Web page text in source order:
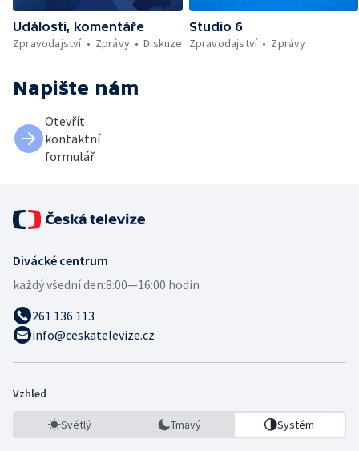
Události, komentáře
Zpravodajství
Zprávy Diskuze
Studio 6
Zpravodajství
Zprávy
Napište nám
Otevřít
kontaktní
formulář
Divácké centrum
každý všední den:8:00—16:00 hodin
261 136 113
info@ceskatelevize.cz
Vzhled
Světlý Tmavý Systém